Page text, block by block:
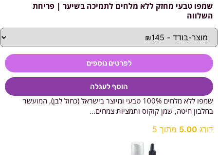
שמפו טבעי מחזק ללא מלחים לתמיכה בשיער | פריחת
השלווה
לפרטים נוספים
הוסף לעגלה
שמפו ללא מלחים 100% טבעי ומיוצר בישראל (כחול לבן), המועשר
בחלבון חיטה, שמן קוקוס ותמציות צמחים...
דורג 5.00 מתוך 5